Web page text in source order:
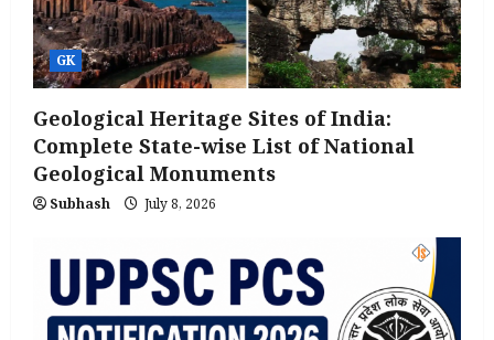
GK
Geological Heritage Sites of India:
Complete State-wise List of National
Geological Monuments
Subhash July 8, 2026